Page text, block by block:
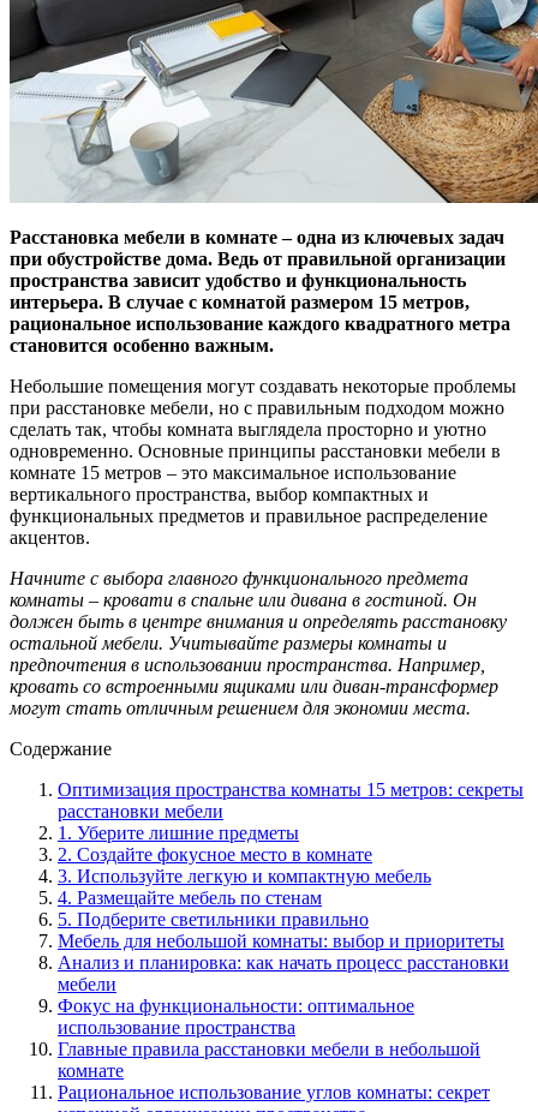
Расстановка мебели в комнате – одна из ключевых задач
при обустройстве дома. Ведь от правильной организации
пространства зависит удобство и функциональность
интерьера. В случае с комнатой размером 15 метров,
рациональное использование каждого квадратного метра
становится особенно важным.
Небольшие помещения могут создавать некоторые проблемы
при расстановке мебели, но с правильным подходом можно
сделать так, чтобы комната выглядела просторно и уютно
одновременно. Основные принципы расстановки мебели в
комнате 15 метров – это максимальное использование
вертикального пространства, выбор компактных и
функциональных предметов и правильное распределение
акцентов.
Начните с выбора главного функционального предмета
комнаты – кровати в спальне или дивана в гостиной. Он
должен быть в центре внимания и определять расстановку
остальной мебели. Учитывайте размеры комнаты и
предпочтения в использовании пространства. Например,
кровать со встроенными ящиками или диван-трансформер
могут стать отличным решением для экономии места.
Содержание
Оптимизация пространства комнаты 15 метров: секреты
расстановки мебели
1. Уберите лишние предметы
2. Создайте фокусное место в комнате
3. Используйте легкую и компактную мебель
4. Размещайте мебель по стенам
5. Подберите светильники правильно
Мебель для небольшой комнаты: выбор и приоритеты
Анализ и планировка: как начать процесс расстановки
мебели
Фокус на функциональности: оптимальное
использование пространства
Главные правила расстановки мебели в небольшой
комнате
Рациональное использование углов комнаты: секрет